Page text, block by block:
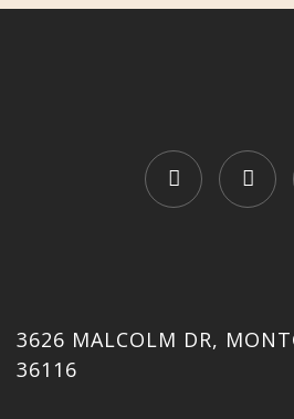
3626 MALCOLM DR,
36116